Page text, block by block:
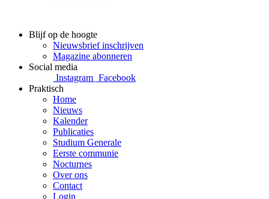
Blijf op de hoogte
Nieuwsbrief inschrijven
Magazine abonneren
Social media
Instagram Facebook
Praktisch
Home
Nieuws
Kalender
Publicaties
Studium Generale
Eerste communie
Nocturnes
Over ons
Contact
Login